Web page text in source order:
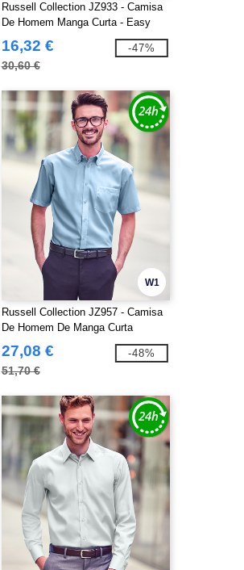
Russell Collection JZ933 - Camisa
De Homem Manga Curta - Easy
Care Oxford
16,32 €
30,60 €
-47%
W1
Russell Collection JZ957 - Camisa
De Homem De Manga Curta
Ultimate Non-Iron
27,08 €
51,70 €
-48%